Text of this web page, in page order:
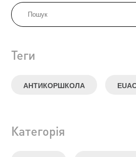
Теги
АНТИКОРШКОЛА
Категорія